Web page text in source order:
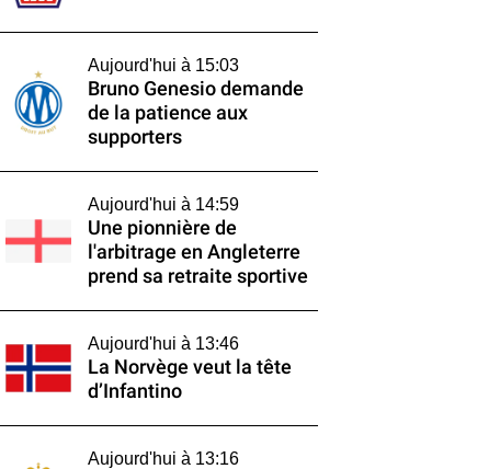
Aujourd'hui à 15:03
Bruno Genesio demande
de la patience aux
supporters
Aujourd'hui à 14:59
Une pionnière de
l'arbitrage en Angleterre
prend sa retraite sportive
Aujourd'hui à 13:46
La Norvège veut la tête
d’Infantino
Aujourd'hui à 13:16